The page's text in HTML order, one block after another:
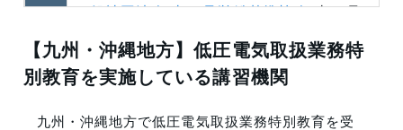
3 一般社団法人 山口県労働基準協会(山口県)
4 一般社団法人 香川労働基準協会(香川県)
【九州・沖縄地方】低圧電気取扱業務特
別教育を実施している講習機関
九州・沖縄地方で低圧電気取扱業務特別教育を受